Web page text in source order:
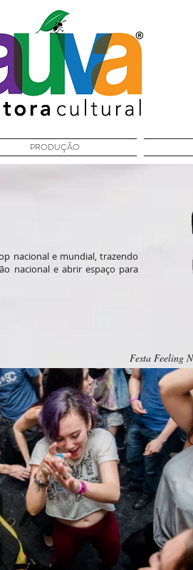
PRODUÇÃO
nacional e mundial, trazendo
nacional e abrir espaço para
Festa Feeling